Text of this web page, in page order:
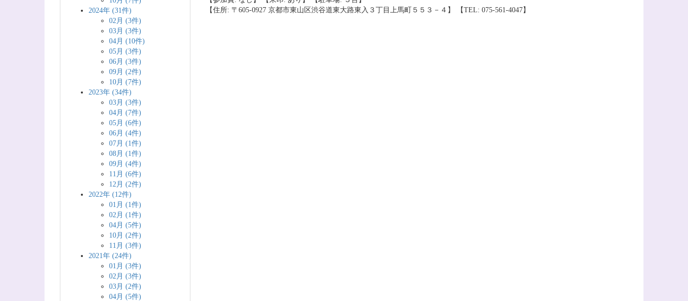
【住所: 〒605-0927 京都市東山区渋谷道東大路東入３丁目上馬町５５３－４】 【TEL: 075-561-4047】
2024年 (31件)
02月 (3件)
03月 (3件)
04月 (10件)
05月 (3件)
06月 (3件)
09月 (2件)
10月 (7件)
2023年 (34件)
03月 (3件)
04月 (7件)
05月 (6件)
06月 (4件)
07月 (1件)
08月 (1件)
09月 (4件)
11月 (6件)
12月 (2件)
2022年 (12件)
01月 (1件)
02月 (1件)
04月 (5件)
10月 (2件)
11月 (3件)
2021年 (24件)
01月 (3件)
02月 (3件)
03月 (2件)
04月 (5件)